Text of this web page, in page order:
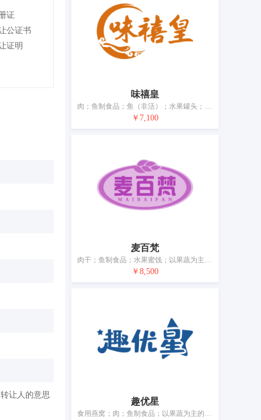
证
公证书
证明
让人的意思
味禧皇
肉；鱼制食品；鱼（非活）；水果罐头；腌制蔬菜；奶；食用油；加工过的坚果；干食用菌；豆腐
￥7,100
麦百梵
肉干；鱼制食品；水果蜜饯；以果蔬为主的零食小吃；腌制蔬菜；酸奶；食用油；加工过的坚果；干食用菌；豆腐制品
￥8,500
趣优星
食用燕窝；肉；鱼制食品；以果蔬为主的零食小吃；水果蜜饯；蛋；食用调和油；果冻；加工过的坚果；干食用菌